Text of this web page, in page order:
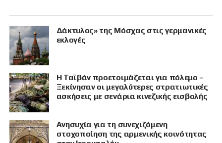
Δάκτυλος» της Μόσχας στις γερμανικές
εκλογές
Η Ταϊβάν προετοιμάζεται για πόλεμο –
Ξεκίνησαν οι μεγαλύτερες στρατιωτικές
ασκήσεις με σενάρια κινεζικής εισβολής
Ανησυχία για τη συνεχιζόμενη
στοχοποίηση της αρμενικής κοινότητας